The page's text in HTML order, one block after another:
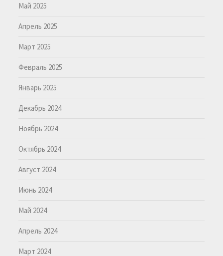
Май 2025
Апрель 2025
Март 2025
Февраль 2025
Январь 2025
Декабрь 2024
Ноябрь 2024
Октябрь 2024
Август 2024
Июнь 2024
Май 2024
Апрель 2024
Март 2024